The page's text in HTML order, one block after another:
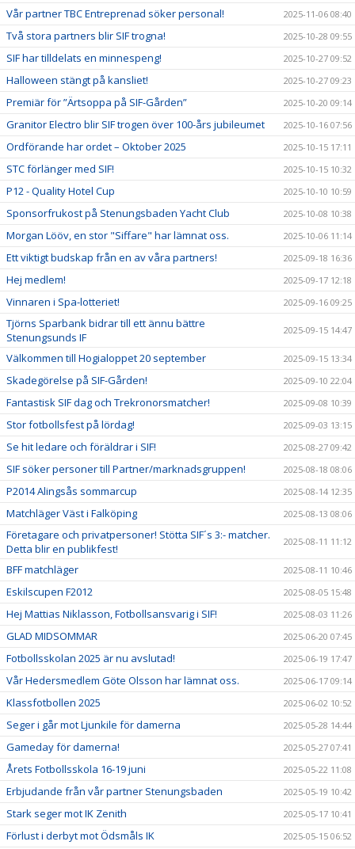
Vår partner TBC Entreprenad söker personal! 2025-11-06 08:40
Två stora partners blir SIF trogna! 2025-10-28 09:55
SIF har tilldelats en minnespeng! 2025-10-27 09:52
Halloween stängt på kansliet! 2025-10-27 09:23
Premiär för ”Ärtsoppa på SIF-Gården” 2025-10-20 09:14
Granitor Electro blir SIF trogen över 100-års jubileumet 2025-10-16 07:56
Ordförande har ordet – Oktober 2025 2025-10-15 17:11
STC förlänger med SIF! 2025-10-15 10:32
P12 - Quality Hotel Cup 2025-10-10 10:59
Sponsorfrukost på Stenungsbaden Yacht Club 2025-10-08 10:38
Morgan Lööv, en stor "Siffare" har lämnat oss. 2025-10-06 11:14
Ett viktigt budskap från en av våra partners! 2025-09-18 16:36
Hej medlem! 2025-09-17 12:18
Vinnaren i Spa-lotteriet! 2025-09-16 09:25
Tjörns Sparbank bidrar till ett ännu bättre
Stenungsunds IF
2025-09-15 14:47
Välkommen till Hogialoppet 20 september 2025-09-15 13:34
Skadegörelse på SIF-Gården! 2025-09-10 22:04
Fantastisk SIF dag och Trekronorsmatcher! 2025-09-08 10:39
Stor fotbollsfest på lördag! 2025-09-03 13:15
Se hit ledare och föräldrar i SIF! 2025-08-27 09:42
SIF söker personer till Partner/marknadsgruppen! 2025-08-18 08:06
P2014 Alingsås sommarcup 2025-08-14 12:35
Matchläger Väst i Falköping 2025-08-13 08:06
Företagare och privatpersoner! Stötta SIF´s 3:- matcher.
Detta blir en publikfest!
2025-08-11 11:12
BFF matchläger 2025-08-11 10:46
Eskilscupen F2012 2025-08-05 15:48
Hej Mattias Niklasson, Fotbollsansvarig i SIF! 2025-08-03 11:26
GLAD MIDSOMMAR 2025-06-20 07:45
Fotbollsskolan 2025 är nu avslutad! 2025-06-19 17:47
Vår Hedersmedlem Göte Olsson har lämnat oss. 2025-06-17 09:14
Klassfotbollen 2025 2025-06-02 10:52
Seger i går mot Ljunkile för damerna 2025-05-28 14:44
Gameday för damerna! 2025-05-27 07:41
Årets Fotbollsskola 16-19 juni 2025-05-22 11:08
Erbjudande från vår partner Stenungsbaden 2025-05-19 10:42
Stark seger mot IK Zenith 2025-05-17 10:41
Förlust i derbyt mot Ödsmåls IK 2025-05-15 06:52